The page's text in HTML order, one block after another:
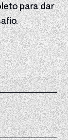
para dar